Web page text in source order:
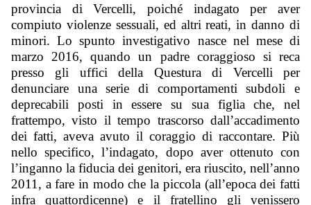
provincia di Vercelli, poiché indagato per aver
compiuto violenze sessuali, ed altri reati, in danno di
minori. Lo spunto investigativo nasce nel mese di
marzo 2016, quando un padre coraggioso si reca
presso gli uffici della Questura di Vercelli per
denunciare una serie di comportamenti subdoli e
deprecabili posti in essere su sua figlia che, nel
frattempo, visto il tempo trascorso dall’accadimento
dei fatti, aveva avuto il coraggio di raccontare. Più
nello specifico, l’indagato, dopo aver ottenuto con
l’inganno la fiducia dei genitori, era riuscito, nell’anno
2011, a fare in modo che la piccola (all’epoca dei fatti
infra quattordicenne) e il fratellino gli venissero